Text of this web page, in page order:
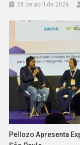
28 de abril de 2026
Pellozo Apresenta